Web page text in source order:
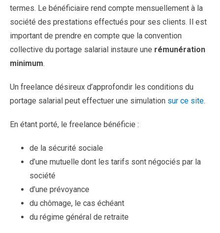
termes. Le bénéficiaire rend compte mensuellement à la
société des prestations effectués pour ses clients. Il est
important de prendre en compte que la convention
collective du portage salarial instaure une rémunération
minimum.
Un freelance désireux d’approfondir les conditions du
portage salarial peut effectuer une simulation sur ce site.
En étant porté, le freelance bénéficie :
de la sécurité sociale
d’une mutuelle dont les tarifs sont négociés par la
société
d’une prévoyance
du chômage, le cas échéant
du régime général de retraite